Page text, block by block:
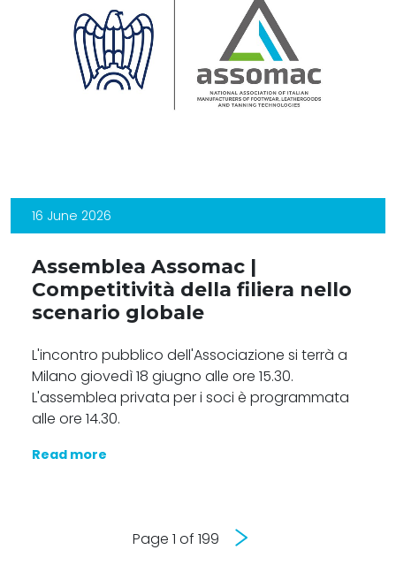
16 June 2026
Assemblea Assomac |
Competitività della filiera nello
scenario globale
L'incontro pubblico dell'Associazione si terrà a
Milano giovedì 18 giugno alle ore 15.30.
L'assemblea privata per i soci è programmata
alle ore 14.30.
Read more
Page 1 of 199 Next